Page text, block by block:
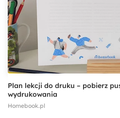
Plan lekcji do druku – pobierz
wydrukowania
Homebook.pl